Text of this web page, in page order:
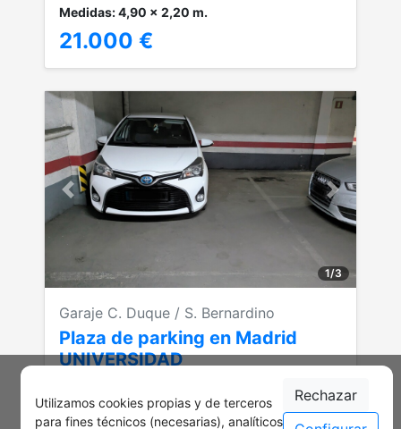
Medidas: 4,90 x 2,20 m.
21.000 €
Anterior Siguiente
1/3
Garaje C. Duque / S. Bernardino
Plaza de parking en Madrid
UNIVERSIDAD
Planta: -1
Utilizamos cookies propias y de terceros
para fines técnicos (necesarias), analíticos
Rechazar